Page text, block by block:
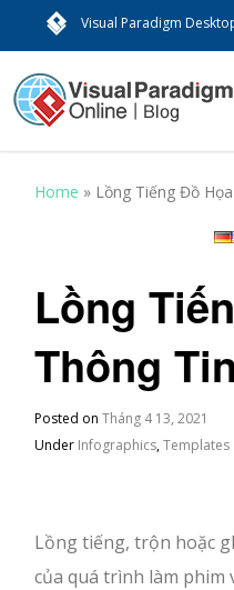
Visual Paradigm
Home » Lồng Tiếng Đồ
Lồng
Thông Tin
Posted onTháng 4 13, 2021
Under Infographics,Templates
Lồng tiếng, trộn hoặc
của quá trình làm phim